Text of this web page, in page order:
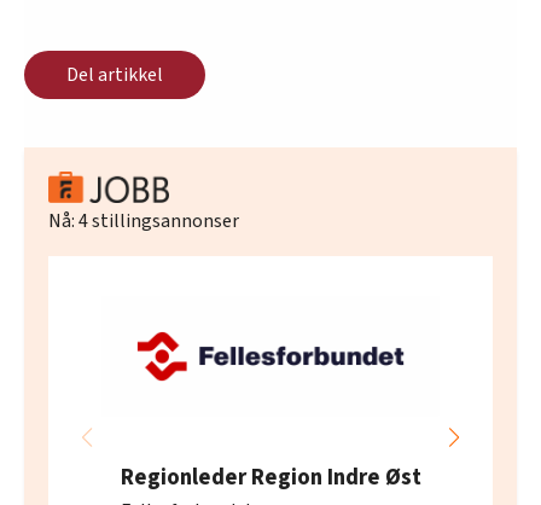
Del artikkel
Nå:4stillingsannonser
Regionleder Region Indre Øst